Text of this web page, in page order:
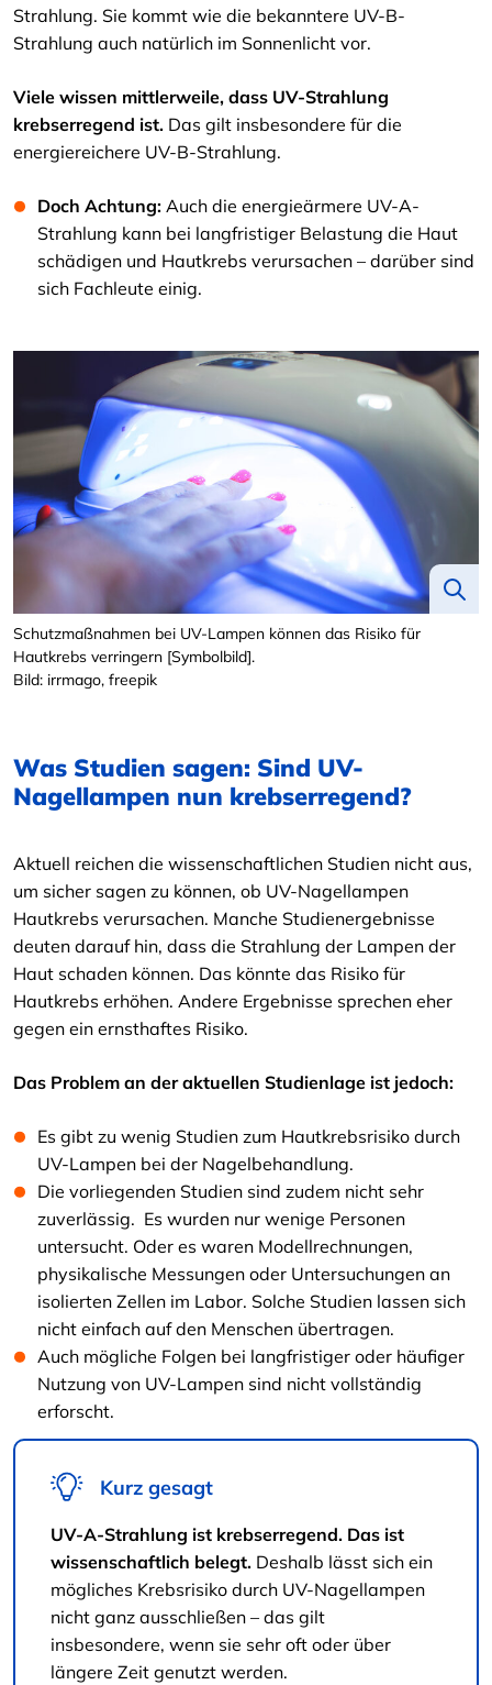
Strahlung. Sie kommt wie die bekanntere UV-B-
Strahlung auch natürlich im Sonnenlicht vor.
Viele wissen mittlerweile, dass UV-Strahlung
krebserregend ist. Das gilt insbesondere für die
energiereichere UV-B-Strahlung.
Doch Achtung: Auch die energieärmere UV-A-
Strahlung kann bei langfristiger Belastung die Haut
schädigen und Hautkrebs verursachen – darüber sind
sich Fachleute einig.
Schutzmaßnahmen bei UV-Lampen können das Risiko für
Hautkrebs verringern [Symbolbild].
Bild: irrmago, freepik
Was Studien sagen: Sind UV-
Nagellampen nun krebserregend?
Aktuell reichen die wissenschaftlichen Studien nicht aus,
um sicher sagen zu können, ob UV-Nagellampen
Hautkrebs verursachen. Manche Studienergebnisse
deuten darauf hin, dass die Strahlung der Lampen der
Haut schaden können. Das könnte das Risiko für
Hautkrebs erhöhen. Andere Ergebnisse sprechen eher
gegen ein ernsthaftes Risiko.
Das Problem an der aktuellen Studienlage ist jedoch:
Es gibt zu wenig Studien zum Hautkrebsrisiko durch
UV-Lampen bei der Nagelbehandlung.
Die vorliegenden Studien sind zudem nicht sehr
zuverlässig. Es wurden nur wenige Personen
untersucht. Oder es waren Modellrechnungen,
physikalische Messungen oder Untersuchungen an
isolierten Zellen im Labor. Solche Studien lassen sich
nicht einfach auf den Menschen übertragen.
Auch mögliche Folgen bei langfristiger oder häufiger
Nutzung von UV-Lampen sind nicht vollständig
erforscht.
Kurz gesagt
UV-A-Strahlung ist krebserregend. Das ist
wissenschaftlich belegt. Deshalb lässt sich ein
mögliches Krebsrisiko durch UV-Nagellampen
nicht ganz ausschließen – das gilt
insbesondere, wenn sie sehr oft oder über
längere Zeit genutzt werden.